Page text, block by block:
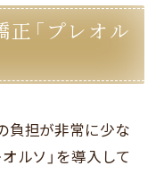
「プレオル
負担が非常に少な
ルソ」を導入して